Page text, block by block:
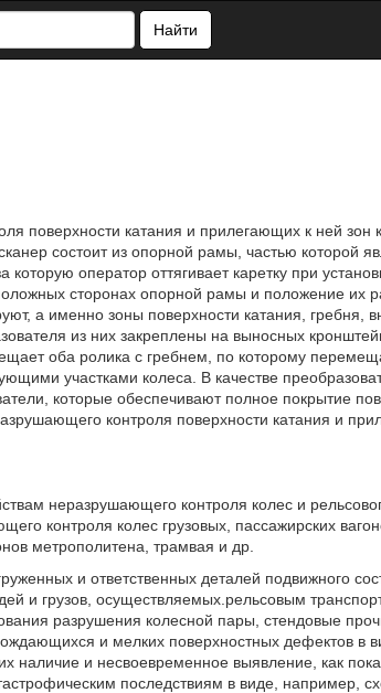
Найти
поверхности катания и прилегающих к ней зон
состоит из опорной рамы, частью которой
оператор оттягивает каретку при
сторонах опорной рамы и положение их
а именно зоны поверхности катания, гребня,
из них закреплены на выносных
оба ролика с гребнем, по которому
участками колеса. В качестве
которые обеспечивают полное покрытие
контроля поверхности катания и
неразрушающего контроля колес и
контроля колес грузовых, пассажирских
метрополитена, трамвая и др.
и ответственных деталей подвижного
и грузов, осуществляемых.рельсовым
разрушения колесной пары, стендовые
и мелких поверхностных дефектов в
наличие и несвоевременное выявление, как
последствиям в виде, например,